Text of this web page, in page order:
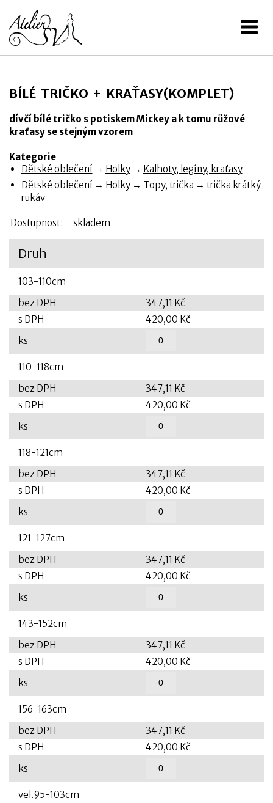
BÍLÉ TRIČKO + KRAŤASY(KOMPLET)
dívčí bílé tričko s potiskem Mickey a k tomu růžové
kraťasy se stejným vzorem
Kategorie
Dětské oblečení → Holky→ Kalhoty, legíny, kraťasy
Dětské oblečení → Holky→ Topy, trička → trička krátký
rukáv
Dostupnost: skladem
Druh
103-110cm
bez DPH
347,11 Kč
s DPH
420,00 Kč
ks
110-118cm
bez DPH
347,11 Kč
s DPH
420,00 Kč
ks
118-121cm
bez DPH
347,11 Kč
s DPH
420,00 Kč
ks
121-127cm
bez DPH
347,11 Kč
s DPH
420,00 Kč
ks
143-152cm
bez DPH
347,11 Kč
s DPH
420,00 Kč
ks
156-163cm
bez DPH
347,11 Kč
s DPH
420,00 Kč
ks
vel.95-103cm